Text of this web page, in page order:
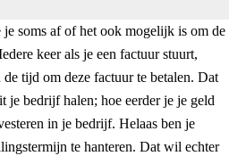
soms af of het ook mogelijk is om de
keer als je een factuur stuurt,
tijd om deze factuur te betalen. Dat
bedrijf halen; hoe eerder je je geld
in je bedrijf. Helaas ben je
te hanteren. Dat wil echter